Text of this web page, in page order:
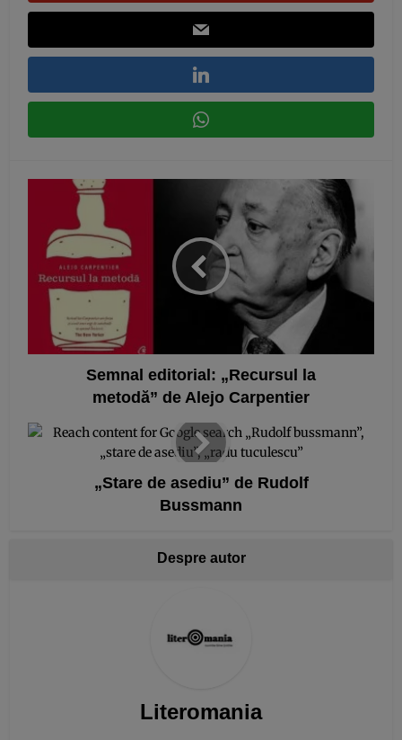
Semnal editorial: „Recursul la
metodă” de Alejo Carpentier
„Stare de asediu” de Rudolf
Bussmann
Despre autor
Literomania